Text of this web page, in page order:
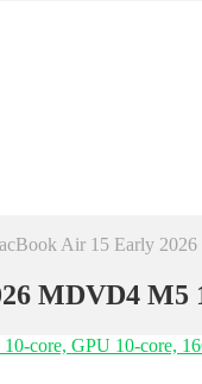
Air 15 Early
MDVD4 M5